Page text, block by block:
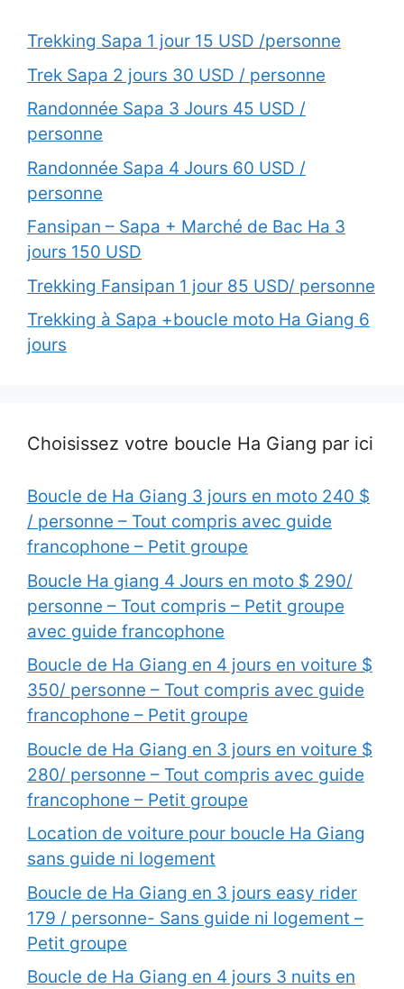
Trekking Sapa 1 jour 15 USD /personne
Trek Sapa 2 jours 30 USD / personne
Randonnée Sapa 3 Jours 45 USD /
personne
Randonnée Sapa 4 Jours 60 USD /
personne
Fansipan – Sapa + Marché de Bac Ha 3
jours 150 USD
Trekking Fansipan 1 jour 85 USD/ personne
Trekking à Sapa +boucle moto Ha Giang 6
jours
Choisissez votre boucle Ha Giang par ici
Boucle de Ha Giang 3 jours en moto 240 $
/ personne – Tout compris avec guide
francophone – Petit groupe
Boucle Ha giang 4 Jours en moto $ 290/
personne – Tout compris – Petit groupe
avec guide francophone
Boucle de Ha Giang en 4 jours en voiture $
350/ personne – Tout compris avec guide
francophone – Petit groupe
Boucle de Ha Giang en 3 jours en voiture $
280/ personne – Tout compris avec guide
francophone – Petit groupe
Location de voiture pour boucle Ha Giang
sans guide ni logement
Boucle de Ha Giang en 3 jours easy rider
179 / personne- Sans guide ni logement –
Petit groupe
Boucle de Ha Giang en 4 jours 3 nuits en